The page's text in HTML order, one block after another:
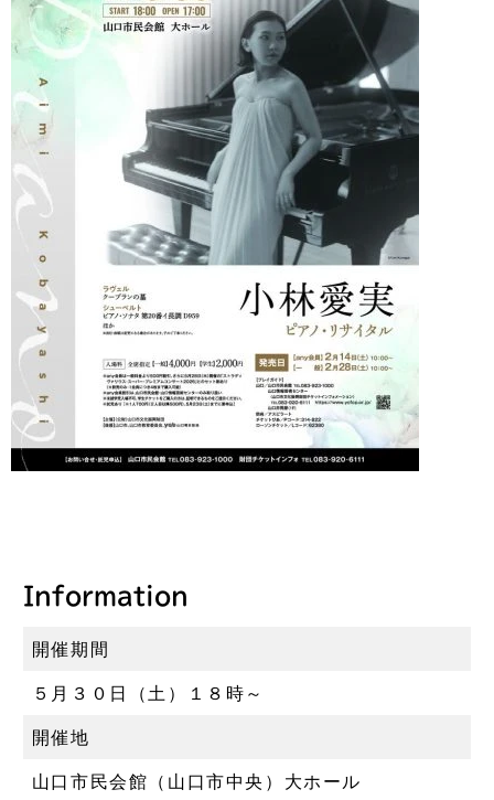
Information
開催期間
５月３０日（土）１８時～
開催地
山口市民会館（山口市中央）大ホール